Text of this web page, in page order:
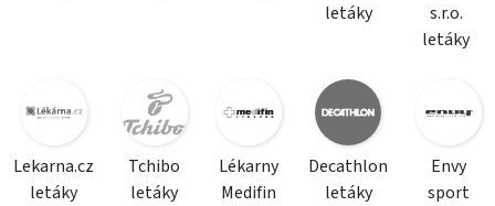
letáky
s.r.o.
letáky
Lekarna.cz
letáky
Tchibo
letáky
Lékarny
Medifin
Decathlon
letáky
Envy
sport